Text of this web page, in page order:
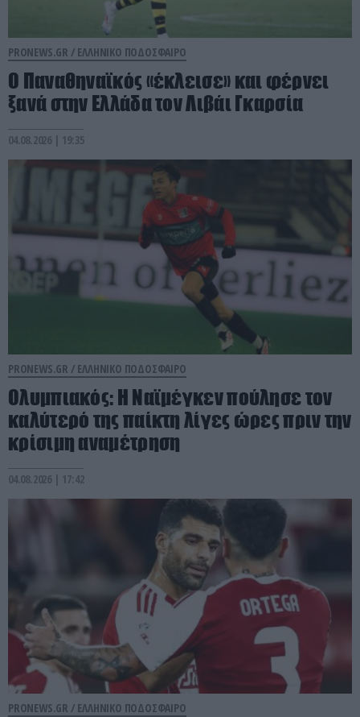
PRONEWS.GR / ΕΛΛΗΝΙΚΟ ΠΟΔΟΣΦΑΙΡΟ
Ο Παναθηναϊκός «έκλεισε» και φέρνει
ξανά στην Ελλάδα τον Λιβάι Γκαρσία
04.08.2026 | 19:35
PRONEWS.GR / ΕΛΛΗΝΙΚΟ ΠΟΔΟΣΦΑΙΡΟ
Ολυμπιακός: Η Ναϊμέγκεν πούλησε τον
καλύτερό της παίκτη λίγες ώρες πριν την
κρίσιμη αναμέτρηση
04.08.2026 | 17:42
PRONEWS.GR / ΕΛΛΗΝΙΚΟ ΠΟΔΟΣΦΑΙΡΟ